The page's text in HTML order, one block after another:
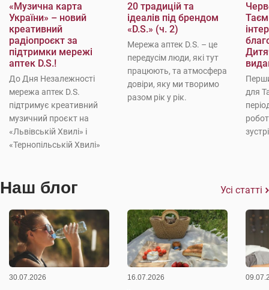
«Музична карта
України» – новий
креативний
радіопроєкт за
підтримки мережі
аптек D.S.!
До Дня Незалежності
мережа аптек D.S.
підтримує креативний
музичний проєкт на
«Львівській Хвилі» і
«Тернопільській Хвилі»
20 традицій та
ідеалів під брендом
«D.S.» (ч. 2)
Мережа аптек D.S. – це
передусім люди, які тут
працюють, та атмосфера
довіри, яку ми творимо
разом рік у рік.
для
Наш блог Усі статті
30.07.2026 16.07.2026